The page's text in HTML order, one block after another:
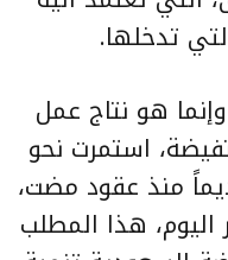
تدخلها.
هو نتاج عمل
استمرت نحو
منذ عقود مضت،
اليوم، هذا المطلب